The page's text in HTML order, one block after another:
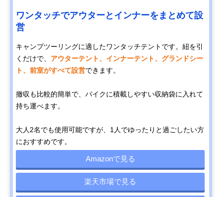
ワンタッチでアウターとインナーをまとめて設
営
キャンプツーリングに適したワンタッチテントです。紐を引
くだけで、 アウターテント、インナーテント、グランドシー
ト、前室がすべて設営できます。
撤収も比較的簡単で、バイクに積載しやすい収納袋に入れて
持ち運べます。
大人2名でも使用可能ですが、1人でゆったりと過ごしたい方
におすすめです。
Amazonで見る
楽天市場で見る